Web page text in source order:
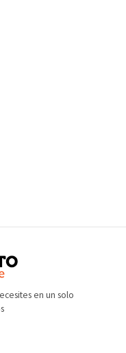
en un solo